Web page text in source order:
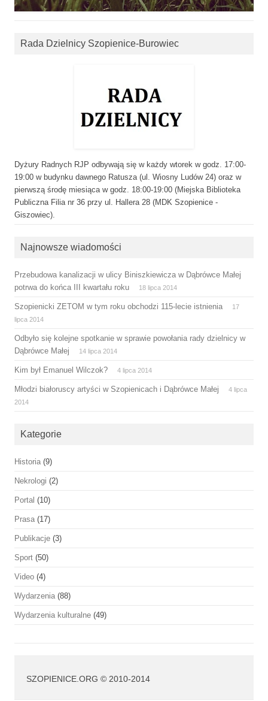
Rada Dzielnicy Szopienice-Burowiec
Dyżury Radnych RJP odbywają się w każdy wtorek w godz. 17:00-
19:00 w budynku dawnego Ratusza (ul. Wiosny Ludów 24) oraz w
pierwszą środę miesiąca w godz. 18:00-19:00 (Miejska Biblioteka
Publiczna Filia nr 36 przy ul. Hallera 28 (MDK Szopienice -
Giszowiec).
Najnowsze wiadomości
Przebudowa kanalizacji w ulicy Biniszkiewicza w Dąbrówce Małej
potrwa do końca III kwartału roku
18 lipca 2014
Szopienicki ZETOM w tym roku obchodzi 115-lecie istnienia
17
lipca 2014
Odbyło się kolejne spotkanie w sprawie powołania rady dzielnicy w
Dąbrówce Małej
14 lipca 2014
Kim był Emanuel Wilczok? 4 lipca 2014
Młodzi białoruscy artyści w Szopienicach i Dąbrówce Małej
4 lipca
2014
Kategorie
Historia (9)
Nekrologi (2)
Portal (10)
Prasa (17)
Publikacje (3)
Sport (50)
Video (4)
Wydarzenia (88)
Wydarzenia kulturalne (49)
SZOPIENICE.ORG © 2010-2014